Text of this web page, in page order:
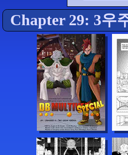
Chapter 29: 3우